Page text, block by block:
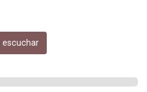
GBP 0.856512
GEL 3.013019
GGP 0.856369
GIP 0.856369
escuchar